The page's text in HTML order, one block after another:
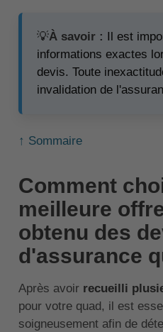
💡À savoir :
Il est
informations exactes
devis. Toute
invalidation de
↑ Sommaire
Comment
meilleure
obtenu des
d'assurance
Après avoir recueilli
pour votre quad, il est
soigneusement afin de